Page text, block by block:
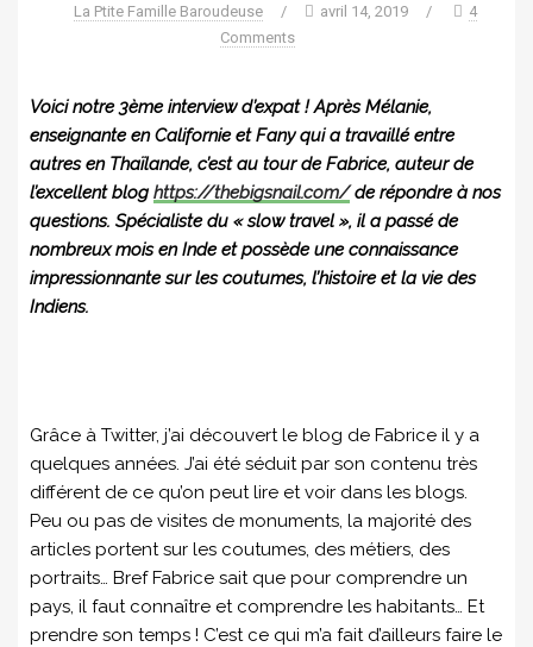
La Ptite Famille Baroudeuse / avril 14, 2019 /
4
Comments
Voici notre 3ème interview d’expat ! Après Mélanie,
enseignante en Californie et Fany qui a travaillé entre
autres en Thaïlande, c’est au tour de Fabrice, auteur de
l’excellent blog https://thebigsnail.com/de répondre à nos
questions. Spécialiste du « slow travel », il a passé de
nombreux mois en Inde et possède une connaissance
impressionnante sur les coutumes, l’histoire et la vie des
Indiens.
Grâce à Twitter, j’ai découvert le blog de Fabrice il y a
quelques années. J’ai été séduit par son contenu très
différent de ce qu’on peut lire et voir dans les blogs.
Peu ou pas de visites de monuments, la majorité des
articles portent sur les coutumes, des métiers, des
portraits… Bref Fabrice sait que pour comprendre un
pays, il faut connaître et comprendre les habitants… Et
prendre son temps ! C’est ce qui m’a fait d’ailleurs faire le